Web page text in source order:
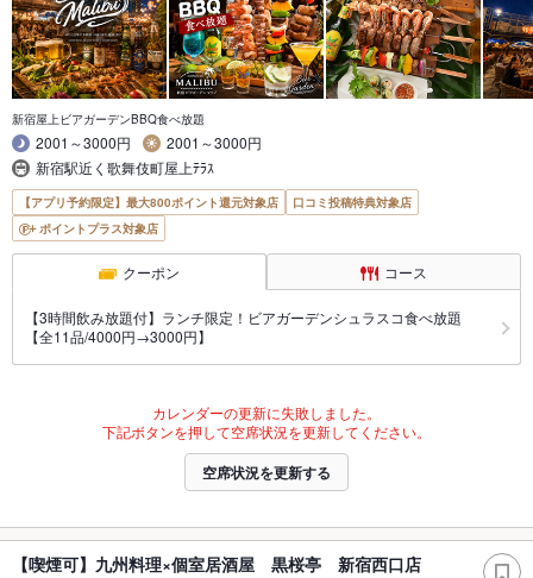
新宿屋上ビアガーデンBBQ食べ放題
2001～3000円
2001～3000円
新宿駅近く歌舞伎町屋上ﾃﾗｽ
【アプリ予約限定】最大800ポイント還元対象店
口コミ投稿特典対象店
ポイントプラス対象店
クーポン コース
【3時間飲み放題付】ランチ限定！ビアガーデンシュラスコ食べ放題
【全11品/4000円→3000円】
カレンダーの更新に失敗しました。
下記ボタンを押して空席状況を更新してください。
空席状況を更新する
【喫煙可】九州料理×個室居酒屋 黒桜亭 新宿西口店